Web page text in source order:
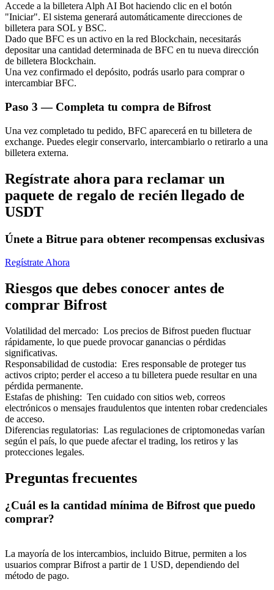
Aprender Staking
Obtenga más información sobre cómo obtener ingresos pasivos
Bitrue
AI
Bitrue Partners
Afiliados de Bitrue
¡Hasta un 65% de comisiones!
Referencia
Invita a un amigo para recibir recompensas en efectivo
Accede a la billetera Alph AI Bot haciendo clic en el botón
"Iniciar". El sistema generará automáticamente direcciones de
billetera para SOL y BSC.
Dado que BFC es un activo en la red Blockchain, necesitarás
depositar una cantidad determinada de BFC en tu nueva dirección
de billetera Blockchain.
Una vez confirmado el depósito, podrás usarlo para comprar o
intercambiar BFC.
Paso 3 — Completa tu compra de Bifrost
Una vez completado tu pedido, BFC aparecerá en tu billetera de
exchange. Puedes elegir conservarlo, intercambiarlo o retirarlo a una
billetera externa.
Regístrate ahora para reclamar un
paquete de regalo de recién llegado de
USDT
Únete a Bitrue para obtener recompensas exclusivas
Regístrate Ahora
Riesgos que debes conocer antes de
comprar Bifrost
Volatilidad del mercado: Los precios de Bifrost pueden fluctuar
rápidamente, lo que puede provocar ganancias o pérdidas
significativas.
Responsabilidad de custodia: Eres responsable de proteger tus
activos cripto; perder el acceso a tu billetera puede resultar en una
pérdida permanente.
Estafas de phishing: Ten cuidado con sitios web, correos
electrónicos o mensajes fraudulentos que intenten robar credenciales
de acceso.
Diferencias regulatorias: Las regulaciones de criptomonedas varían
según el país, lo que puede afectar el trading, los retiros y las
protecciones legales.
Preguntas frecuentes
¿Cuál es la cantidad mínima de Bifrost que puedo
comprar?
La mayoría de los intercambios, incluido Bitrue, permiten a los
usuarios comprar Bifrost a partir de 1 USD, dependiendo del
método de pago.